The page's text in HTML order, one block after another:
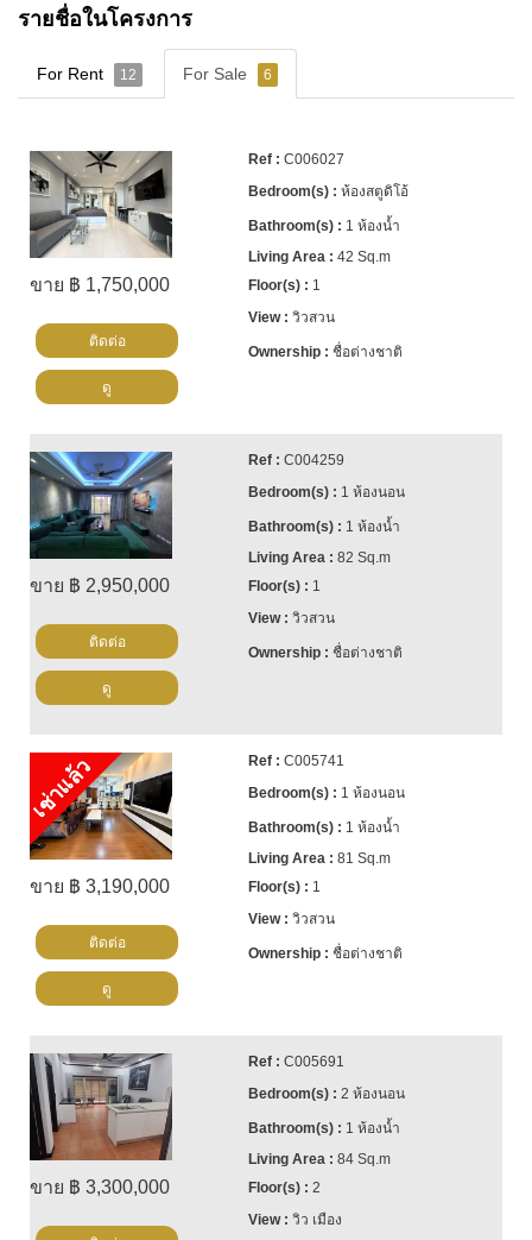
รายชื่อในโครงการ
For Rent 12 For Sale 6
ขาย ฿ 1,750,000
C006027
ห้องสตูดิโอ้
1 ห้องน้ำ
42 Sq.m
1
วิวสวน
ชื่อต่างชาติ
ติดต่อ
ดู
ขาย ฿ 2,950,000
C004259
1 ห้องนอน
1 ห้องน้ำ
82 Sq.m
1
วิวสวน
ชื่อต่างชาติ
ติดต่อ
ดู
เช่าแล้ว
ขาย ฿ 3,190,000
C005741
1 ห้องนอน
1 ห้องน้ำ
81 Sq.m
1
วิวสวน
ชื่อต่างชาติ
ติดต่อ
ดู
ขาย ฿ 3,300,000
C005691
2 ห้องนอน
1 ห้องน้ำ
84 Sq.m
2
วิว เมือง